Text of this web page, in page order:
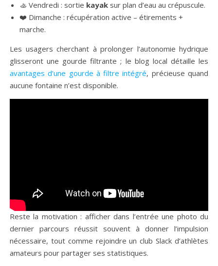
🚣 Vendredi : sortie kayak sur plan d’eau au crépuscule.
❤️ Dimanche : récupération active – étirements +
marche.
Les usagers cherchant à prolonger l’autonomie hydrique
glisseront une gourde filtrante ; le blog local détaille les
avantages d’une gourde à filtre intégré, précieuse quand
aucune fontaine n’est disponible.
Reste la motivation : afficher dans l’entrée une photo du
dernier parcours réussit souvent à donner l’impulsion
nécessaire, tout comme rejoindre un club Slack d’athlètes
amateurs pour partager ses statistiques.